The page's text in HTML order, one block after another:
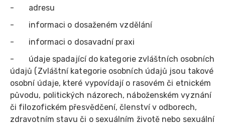
- adresu
- informaci o dosaženém vzdělání
- informaci o dosavadní praxi
- údaje spadající do kategorie zvláštních osobních
údajů (Zvláštní kategorie osobních údajů jsou takové
osobní údaje, které vypovídají o rasovém či etnickém
původu, politických názorech, náboženském vyznání
či filozofickém přesvědčení, členství v odborech,
zdravotním stavu či o sexuálním životě nebo sexuální